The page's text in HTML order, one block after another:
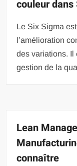
couleur dans
Le Six Sigma
l’amélioration
des variations. Il
gestion de la
Lean
connaître